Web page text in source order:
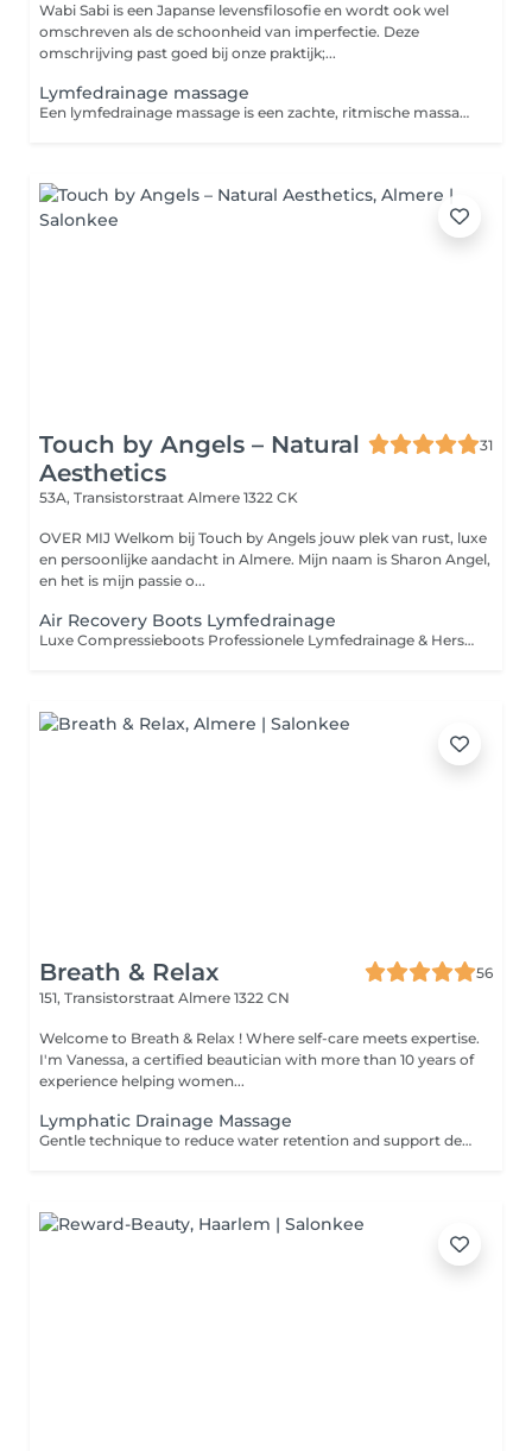
Wabi Sabi is een Japanse levensfilosofie en wordt ook wel
omschreven als de schoonheid van imperfectie. Deze
omschrijving past goed bij onze praktijk;...
Lymfedrainage massage
Een lymfedrainage massage is een zachte, ritmische massagetechniek die de afvoer van lymfevocht stimuleert. Dit helpt het lichaam bij het afvoeren van afvalstoffen en overtollig vocht, kan zwellingen verminderen en ondersteunt het herstel en de ontspanning van het lichaam.
Touch by Angels – Natural
Aesthetics
31
53A, Transistorstraat Almere 1322 CK
OVER MIJ Welkom bij Touch by Angels jouw plek van rust, luxe
en persoonlijke aandacht in Almere. Mijn naam is Sharon Angel,
en het is mijn passie o...
Air Recovery Boots Lymfedrainage
Luxe Compressieboots Professionele Lymfedrainage & Herstel Deze luxe compressieboots zijn gebaseerd op geavanceerde lymfedrainage- en pressotherapie-technieken, zoals toegepast in de sport- en herstelbranche. Door middel van gecontroleerde, ritmische luchtdruk wordt de bloedsomloop gestimuleerd en wordt de natuurlijke afvoer van vocht ondersteund. De behandeling ondersteunt bij: Het verminderen van vochtophoping (oedeem) In combinatie met Neocare Elite / Care+ kan dit het resultaat verder versterken. Het verlichten van zware, vermoeide benen Het ondersteunen van spierherstel na intensieve training Het bevorderen van ontspanning en algemeen comfort Voor wie geschikt? Ideaal voor: Sporters Mensen met een staand of zittend beroep Cliënten met neiging tot vochtretentie Iedereen die zijn benen een effectief herstelmoment wil geven
Breath & Relax
56
151, Transistorstraat Almere 1322 CN
Welcome to Breath & Relax ! Where self-care meets expertise.
I'm Vanessa, a certified beautician with more than 10 years of
experience helping women...
Lymphatic Drainage Massage
Gentle technique to reduce water retention and support detox.